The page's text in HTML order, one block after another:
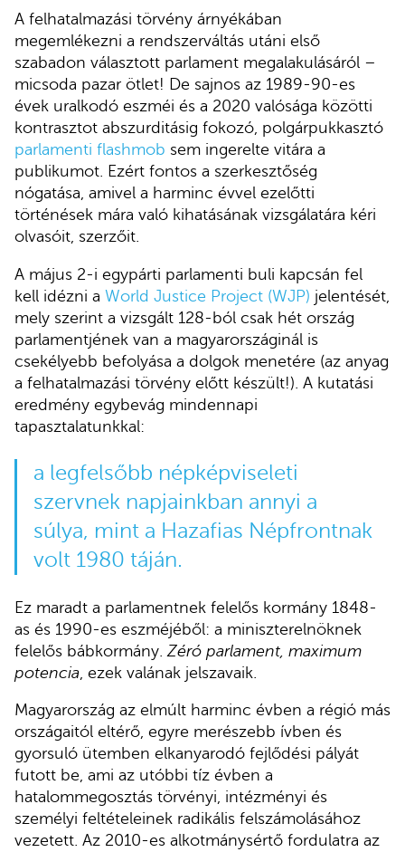
A felhatalmazási törvény árnyékában
megemlékezni a rendszerváltás utáni első
szabadon választott parlament megalakulásáról –
micsoda pazar ötlet! De sajnos az 1989-90-es
évek uralkodó eszméi és a 2020 valósága közötti
kontrasztot abszurditásig fokozó, polgárpukkasztó
parlamenti flashmob sem ingerelte vitára a
publikumot. Ezért fontos a szerkesztőség
nógatása, amivel a harminc évvel ezelőtti
történések mára való kihatásának vizsgálatára kéri
olvasóit, szerzőit.
A május 2-i egypárti parlamenti buli kapcsán fel
kell idézni a World Justice Project (WJP) jelentését,
mely szerint a vizsgált 128-ból csak hét ország
parlamentjének van a magyarországinál is
csekélyebb befolyása a dolgok menetére (az anyag
a felhatalmazási törvény előtt készült!). A kutatási
eredmény egybevág mindennapi
tapasztalatunkkal:
a legfelsőbb népképviseleti
szervnek napjainkban annyi a
súlya, mint a Hazafias Népfrontnak
volt 1980 táján.
Ez maradt a parlamentnek felelős kormány 1848-
as és 1990-es eszméjéből: a miniszterelnöknek
felelős bábkormány. Zéró parlament, maximum
potencia , ezek valának jelszavaik.
Magyarország az elmúlt harminc évben a régió más
országaitól eltérő, egyre merészebb ívben és
gyorsuló ütemben elkanyarodó fejlődési pályát
futott be, ami az utóbbi tíz évben a
hatalommegosztás törvényi, intézményi és
személyi feltételeinek radikális felszámolásához
vezetett. Az 2010-es alkotmánysértő fordulatra az